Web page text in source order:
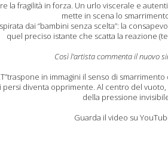
la fragilità in forza. Un urlo viscerale e
mette in scena lo
dai “bambini senza scelta”: la
quel preciso istante che scatta la reazione
Così l'artista commenta il nuovo
in immagini il senso di
persi diventa opprimente. Al centro del
della pressione
Guarda il video su